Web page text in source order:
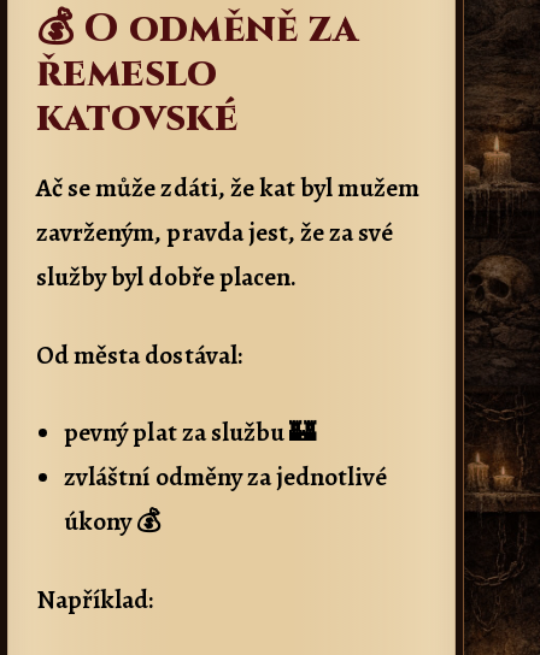
💰 O odměně za
řemeslo
katovské
Ač se může zdáti, že kat byl mužem
zavrženým, pravda jest, že za své
služby byl dobře placen.
Od města dostával:
pevný plat za službu 🏰
zvláštní odměny za jednotlivé
úkony 💰
Například: